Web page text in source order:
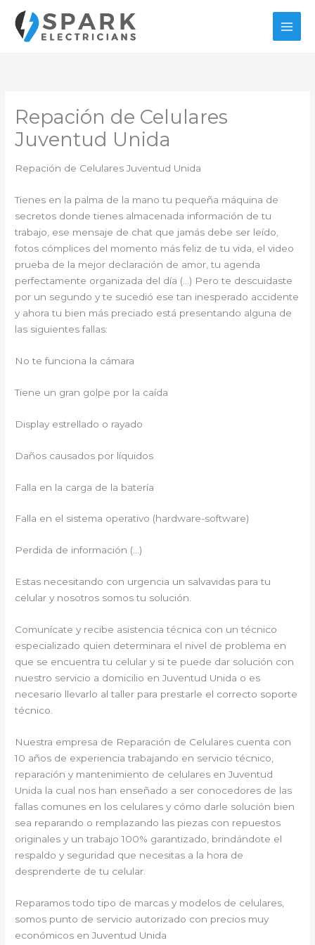
contenido
Repación de Celulares
Juventud Unida
Repación de Celulares Juventud Unida
Tienes en la palma de la mano tu pequeña máquina de
secretos donde tienes almacenada información de tu
trabajo, ese mensaje de chat que jamás debe ser leído,
fotos cómplices del momento más feliz de tu vida, el video
prueba de la mejor declaración de amor, tu agenda
perfectamente organizada del día (…) Pero te descuidaste
por un segundo y te sucedió ese tan inesperado accidente
y ahora tu bien más preciado está presentando alguna de
las siguientes fallas:
No te funciona la cámara
Tiene un gran golpe por la caída
Display estrellado o rayado
Daños causados por líquidos
Falla en la carga de la batería
Falla en el sistema operativo (hardware-software)
Perdida de información (…)
Estas necesitando con urgencia un salvavidas para tu
celular y nosotros somos tu solución.
Comunícate y recibe asistencia técnica con un técnico
especializado quien determinara el nivel de problema en
que se encuentra tu celular y si te puede dar solución con
nuestro servicio a domicilio en Juventud Unida o es
necesario llevarlo al taller para prestarle el correcto soporte
técnico.
Nuestra empresa de Reparación de Celulares cuenta con
10 años de experiencia trabajando en servicio técnico,
reparación y mantenimiento de celulares en Juventud
Unida la cual nos han enseñado a ser conocedores de las
fallas comunes en los celulares y cómo darle solución bien
sea reparando o remplazando las piezas con repuestos
originales y un trabajo 100% garantizado, brindándote el
respaldo y seguridad que necesitas a la hora de
desprenderte de tu celular.
Reparamos todo tipo de marcas y modelos de celulares,
somos punto de servicio autorizado con precios muy
económicos en Juventud Unida